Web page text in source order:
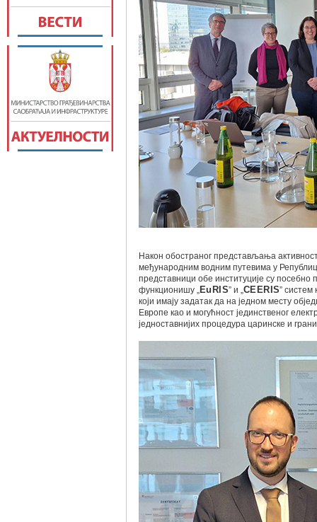
Након обостраног представљања
међународним водним путевима у
представници обе институције су посебно
функционишу „EuRIS” и „CEERIS” систем
који имају задатак да на једном месту
Европе као и могућност јединственог
једноставнијих процедура царинске и